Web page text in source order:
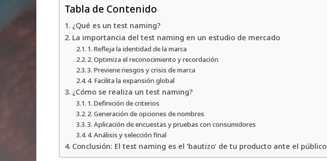
Tabla de Contenido
¿Qué es un test naming?
La importancia del test naming en un estudio de mercado
1. Refleja la identidad de la marca
2. Optimiza el reconocimiento y recordación
3. Previene riesgos y crisis de marca
4. Facilita la expansión global
¿Cómo se realiza un test naming?
1. Definición de criterios
2. Generación de opciones de nombres
3. Aplicación de encuestas y pruebas con consumidores
4. Análisis y selección final
Conclusión: El test naming es el ‘bautizo’ de tu producto ante el público